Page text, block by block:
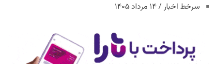
سرخط اخبار / ۱۴ مرداد ۱۴۰۵